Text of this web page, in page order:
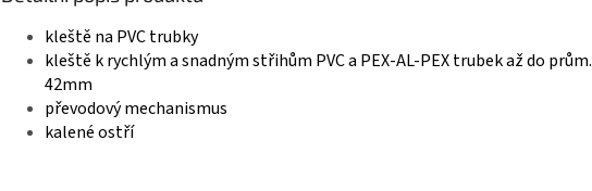
kleště na PVC trubky
kleště k rychlým a snadným střihům PVC a PEX-AL-PEX trubek až do prům.
42mm
převodový mechanismus
kalené ostří